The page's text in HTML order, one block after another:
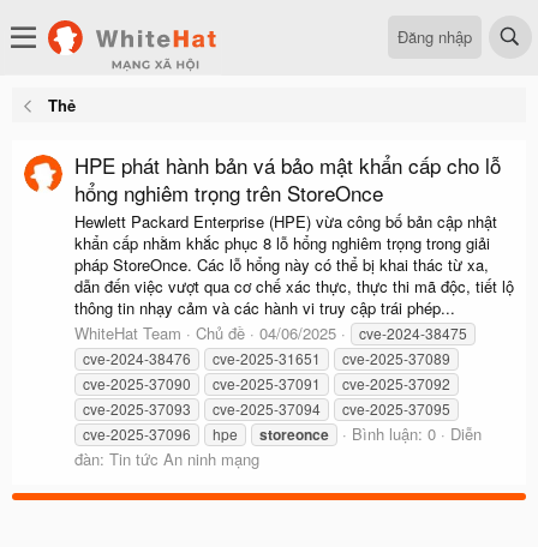
Đăng nhập
Thẻ
HPE phát hành bản vá bảo mật khẩn cấp cho lỗ
hổng nghiêm trọng trên StoreOnce
Hewlett Packard Enterprise (HPE) vừa công bố bản cập nhật
khẩn cấp nhằm khắc phục 8 lỗ hổng nghiêm trọng trong giải
pháp StoreOnce. Các lỗ hổng này có thể bị khai thác từ xa,
dẫn đến việc vượt qua cơ chế xác thực, thực thi mã độc, tiết lộ
thông tin nhạy cảm và các hành vi truy cập trái phép...
WhiteHat Team
Chủ đề 04/06/2025
cve-2024-38475
cve-2024-38476
cve-2025-31651
cve-2025-37089
cve-2025-37090
cve-2025-37091
cve-2025-37092
cve-2025-37093
cve-2025-37094
cve-2025-37095
cve-2025-37096
hpe storeonce Bình luận: 0
Diễn
đàn: Tin tức An ninh mạng